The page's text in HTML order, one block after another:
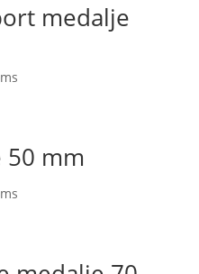
medalje
50 mm